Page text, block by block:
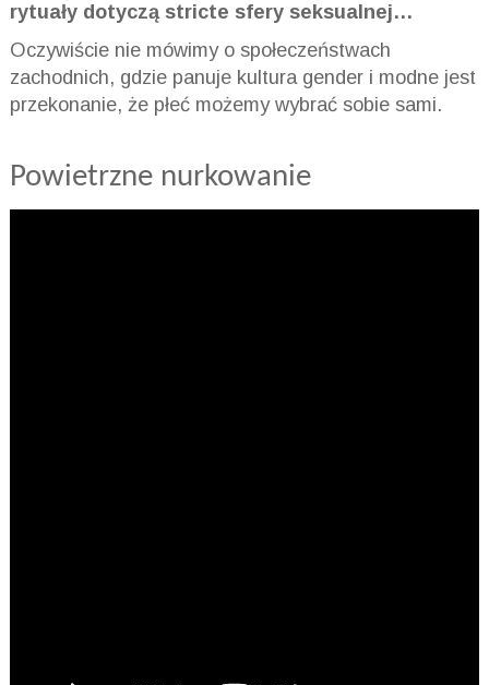
rytuały dotyczą stricte sfery seksualnej…
Oczywiście nie mówimy o społeczeństwach
zachodnich, gdzie panuje kultura gender i modne jest
przekonanie, że płeć możemy wybrać sobie sami.
Powietrzne nurkowanie